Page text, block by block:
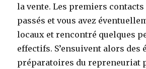
la vente. Les premiers contacts
passés et vous avez
locaux et rencontré quelques
effectifs. S’ensuivent alors des
préparatoires du repreneuriat